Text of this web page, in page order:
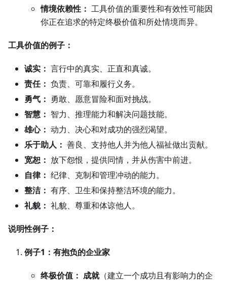
情境依赖性： 工具价值的重要性和有效性可能因
你正在追求的特定终极价值和所处情境而异。
工具价值的例子：
诚实： 言行中的真实、正直和真诚。
责任： 负责、可靠和履行义务。
勇气： 勇敢、愿意冒险和面对挑战。
智慧： 智力、推理能力和解决问题技能。
雄心： 动力、决心和对成功的强烈渴望。
乐于助人： 善良、支持他人并为他人福祉做出贡献。
宽恕： 放下怨恨，提供同情，并从伤害中前进。
自律： 纪律、克制和管理冲动的能力。
整洁： 有序、卫生和保持整洁环境的能力。
礼貌： 礼貌、尊重和体谅他人。
说明性例子：
例子1：有抱负的企业家
终极价值： 成就（建立一个成功且有影响力的企